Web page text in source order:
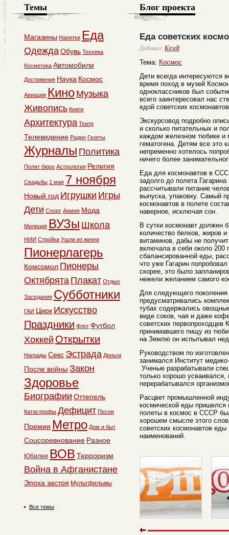
Блог проекта
Еда советских
Добавил: КiraR
Тема: Космос
Дети всегда интересуются
время поход в музей
одноклассников был
всего заинтересовал нас
едой советских
Экскурсовод подробно
и сколько питательных и
каждом железном тюбике и
гематогена. Детям все это
непременно хотелось
ничего более
Еда для космонавтов в
задолго до полета
рассчитывали питание
выпуска, упаковку. Самый
космонавтов в полете
наверное, исключая сон.
В сутки космонавт должен
количество белков, жиров
витаминов, дабы не
включала в себя около 200
сбалансированной еды,
что уже Гагарин
скорее, это было
нежели желанием самого
Для следующего поколения
предусматривались
тубах содержались
виде соков, чая и даже
советских первопроходцев
принимавшего пищу из
на Землю он испытывал
Руководством по
занимался Институт
Ученые разрабатывали
только хорошо усваивался,
перерабатывался
Расцвет промышленной
космической еды пришелся
полеты в космос в СССР
хорошем смысле этого
советских космонавтов
наименований.
Темы
Магазины Напитки Еда
ОдеждаОбувь Техника
Косметика Автомобили
Достижения Наука Космос
Авиация Кино Музыка
Живопись Книги
Архитектура Театр
Телевидение Радио Газеты
Журналы Политика
Полит бюро Астрология Религия
Свадьбы 1 мая 7 ноября
Новый год Игрушки Игры
Дети Спорт Армия Мода
Милиция ВУЗы Школа
НИИ Стройка Ушли из жизни
Пионерлагерь
Комсомол Пионеры
Октябрята Плакат Отдых
Заседания Субботники
ГАИ Цирк Искусство
Праздники Флот Футбол
Хоккей Открытки
Награды Секс Эстрада Деньги
После войны Закон
Здоровье
Биографии Оттепель
Катастрофы Дефицит Песни
Премии Метро Дом и быт
Соцсоревнование Разное
Юбилеи ВОВ Терроризм
Война в Афганистане
Эпоха застоя Мультфильмы
Все темы